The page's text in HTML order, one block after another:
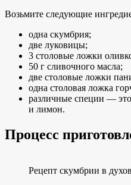
Возьмите следующие
одна скумбрия;
две луковицы;
3 столовые ложки
50 г сливочного масла;
две столовые ложки
одна столовая ложка
различные специи —
и лимон.
Процесс
Рецепт скумбрии в